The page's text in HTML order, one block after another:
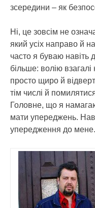
зсередини – як
Ні, це зовсім не
який усіх направо й
часто я буваю навіть
більше: волію
просто щиро й
тім числі й
Головне, що я
мати упереджень.
упередження до мене.